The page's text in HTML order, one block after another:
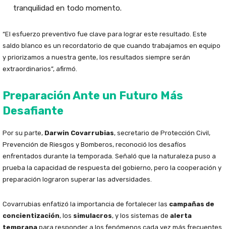
tranquilidad en todo momento.
“El esfuerzo preventivo fue clave para lograr este resultado. Este
saldo blanco es un recordatorio de que cuando trabajamos en equipo
y priorizamos a nuestra gente, los resultados siempre serán
extraordinarios”, afirmó.
Preparación Ante un Futuro Más
Desafiante
Por su parte, Darwin Covarrubias, secretario de Protección Civil,
Prevención de Riesgos y Bomberos, reconoció los desafíos
enfrentados durante la temporada. Señaló que la naturaleza puso a
prueba la capacidad de respuesta del gobierno, pero la cooperación y
preparación lograron superar las adversidades.
Covarrubias enfatizó la importancia de fortalecer las campañas de
concientización, los simulacros, y los sistemas de alerta
temprana para responder a los fenómenos cada vez más frecuentes